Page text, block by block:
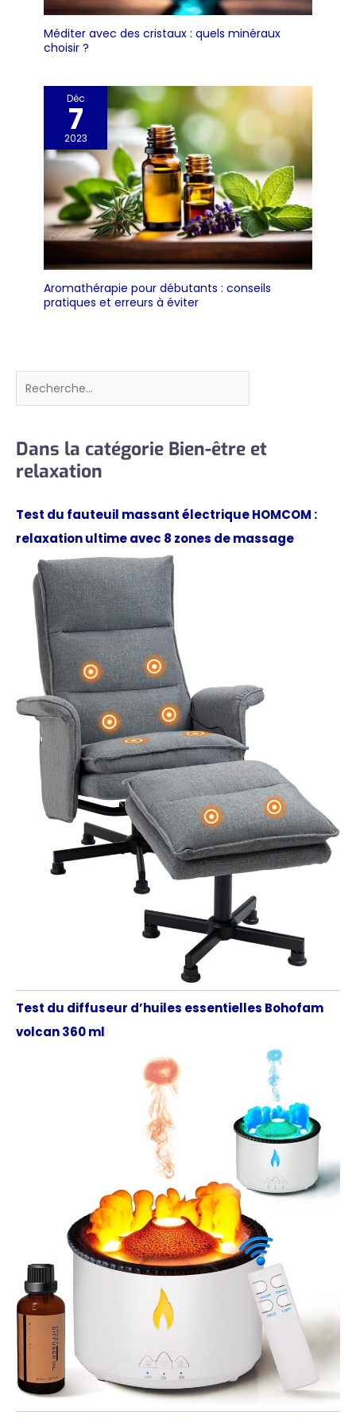
recouverte de
silicone pour une
prise en main
des vibrations. Son
ergonomie permet
d'atteindre
confortablement
jusqu'à 80 % du
corps. Un cadeau
idéal et attentionné
pour maman, papa,
pour Noël, un
anniversaire ou le
Nouvel An.
Méditer avec des cristaux : quels minéraux
choisir ?
Déc
7
2023
Aromathérapie pour débutants : conseils
pratiques et erreurs à éviter
Rechercher
Dans la catégorie Bien-être et
relaxation
Test du fauteuil massant électrique HOMCOM :
relaxation ultime avec 8 zones de massage
Test du diffuseur d’huiles essentielles Bohofam
volcan 360 ml